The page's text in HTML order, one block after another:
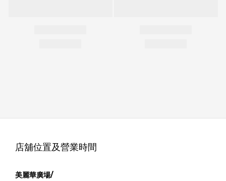
店舖位置及營業時間
美麗華廣場/